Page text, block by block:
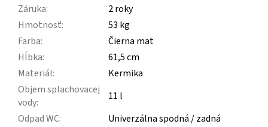
Záruka:
2 roky
Hmotnosť:
53 kg
Farba:
Čierna mat
Hĺbka:
61,5 cm
Materiál:
Kermika
Objem splachovacej
vody:
11 l
Odpad WC:
Univerzálna spodná / zadná